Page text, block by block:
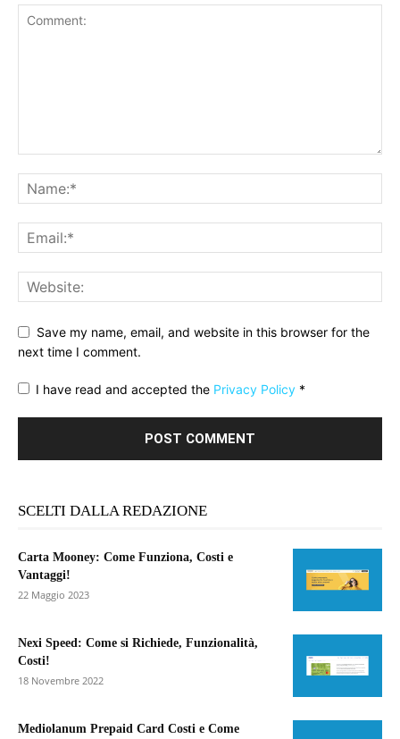
Save my name, email, and website in this browser for the
next time I comment.
I have read and accepted the Privacy Policy *
SCELTI DALLA REDAZIONE
Carta Mooney: Come Funziona, Costi e
Vantaggi!
22 Maggio 2023
Nexi Speed: Come si Richiede, Funzionalità,
Costi!
18 Novembre 2022
Mediolanum Prepaid Card Costi e Come